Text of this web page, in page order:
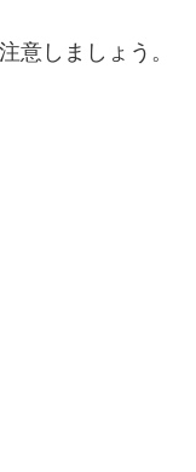
意しましょう。